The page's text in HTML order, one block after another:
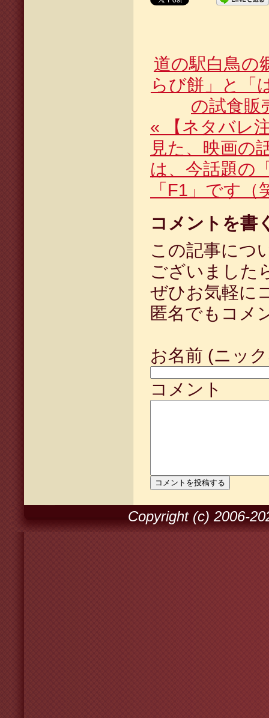
道の駅白鳥の
らび餅」と「
の試食
« 【ネタバレ
見た、映画の
は、今話題の
「F1」です（
コメントを書
この記事につ
ございました
ぜひお気軽に
匿名でもコメ
お名前 (ニッ
コメント
Copyright (c) 2006-